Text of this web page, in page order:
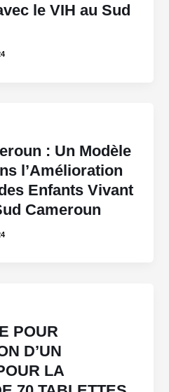
le VIH au Sud
: Un Modèle
l’Amélioration
Enfants Vivant
Cameroun
POUR
D’UN
LA